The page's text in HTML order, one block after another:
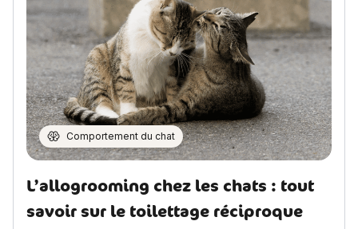
Comportement du chat
L’allogrooming chez les chats : tout
savoir sur le toilettage réciproque